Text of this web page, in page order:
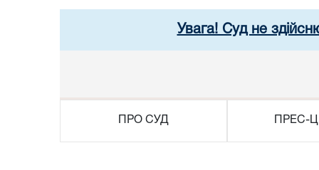
Увага! Суд не
ПРО СУД ПРЕС-